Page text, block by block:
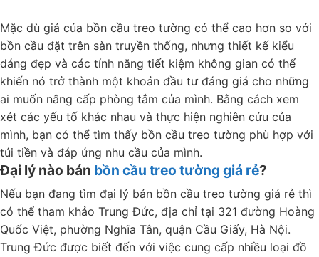
Mặc dù giá của bồn cầu treo tường có thể cao hơn so với
bồn cầu đặt trên sàn truyền thống, nhưng thiết kế kiểu
dáng đẹp và các tính năng tiết kiệm không gian có thể
khiến nó trở thành một khoản đầu tư đáng giá cho những
ai muốn nâng cấp phòng tắm của mình. Bằng cách xem
xét các yếu tố khác nhau và thực hiện nghiên cứu của
mình, bạn có thể tìm thấy bồn cầu treo tường phù hợp với
túi tiền và đáp ứng nhu cầu của mình.
Đại lý nào bán bồn cầu treo tường giá rẻ?
Nếu bạn đang tìm đại lý bán bồn cầu treo tường giá rẻ thì
có thể tham khảo Trung Đức, địa chỉ tại 321 đường Hoàng
Quốc Việt, phường Nghĩa Tân, quận Cầu Giấy, Hà Nội.
Trung Đức được biết đến với việc cung cấp nhiều loại đồ